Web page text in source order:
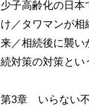
少子高齢化の日本
け／タワマンが相
来／相続後に襲い
続対策の対策とい
第3章 いらない